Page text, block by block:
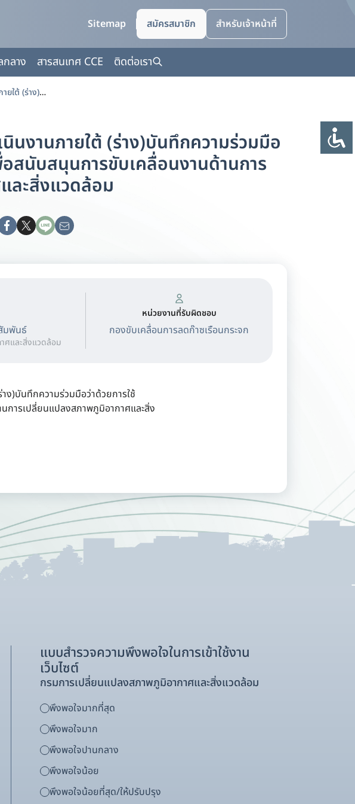
Sitemap สมัครสมาชิก สำหรับเจ้าหน้าที่
ลาง สารสนเทศ CCE ติดต่อเรา
ประชุมหารือเพื่อกำหนดโครงการและแผนงานการดำเนินงานภายใต้ (ร่าง)บันทึกความร่วมมือว่าด้วยการใช้เทคโนโลยีอวกาศและภูมิสารสนเทศเพื่อสนับสนุนการขับเคลื่อนงานด้านการเปลี่ยนแปลงสภาพภูมิอากาศและสิ่งแวดล้อม
นงานภายใต้ (ร่าง)บันทึกความร่วมมือ
อสนับสนุนการขับเคลื่อนงานด้านการ
ละสิ่งแวดล้อม
มพันธ์
ศและสิ่งแวดล้อม
หน่วยงานที่รับผิดชอบ
กองขับเคลื่อนการลดก๊าซเรือนกระจก
ง)บันทึกความร่วมมือว่าด้วยการใช้
การเปลี่ยนแปลงสภาพภูมิอากาศและสิ่ง
แบบสำรวจความพึงพอใจในการเข้าใช้งาน
เว็บไซต์
กรมการเปลี่ยนแปลงสภาพภูมิอากาศและสิ่งแวดล้อม
พึงพอใจมากที่สุด
พึงพอใจมาก
พึงพอใจปานกลาง
พึงพอใจน้อย
พึงพอใจน้อยที่สุด/ให้ปรับปรุง